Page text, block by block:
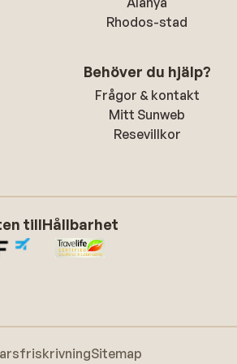
je
Rhodos-stad
Behöver du hjälp?
Frågor & kontakt
Mitt Sunweb
Resevillkor
tillHållbarhet
Sitemap